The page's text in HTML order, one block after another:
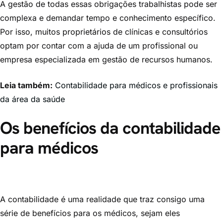
A gestão de todas essas obrigações trabalhistas pode ser
complexa e demandar tempo e conhecimento específico.
Por isso, muitos proprietários de clínicas e consultórios
optam por contar com a ajuda de um profissional ou
empresa especializada em gestão de recursos humanos.
Leia também: Contabilidade para médicos e profissionais
da área da saúde
Os benefícios da contabilidade
para médicos
A contabilidade é uma realidade que traz consigo uma
série de benefícios para os médicos, sejam eles